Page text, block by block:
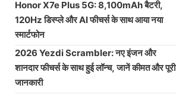
Honor X7e Plus 5G: 8,100mAh बैटरी,
120Hz डिस्प्ले और AI फीचर्स के साथ आया नया
स्मार्टफोन
2026 Yezdi Scrambler: नए इंजन और
शानदार फीचर्स के साथ हुई लॉन्च, जानें कीमत और पूरी
जानकारी